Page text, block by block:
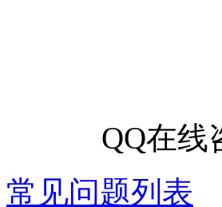
QQ在线
常见问题列表